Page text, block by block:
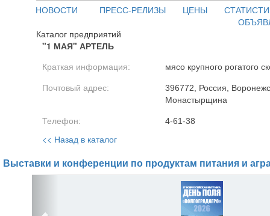
НОВОСТИ ПРЕСС-РЕЛИЗЫ ЦЕНЫ
Каталог предприятий
"1 МАЯ" АРТЕЛЬ
Краткая информация: мясо крупного рогатого
Почтовый адрес:
396772, Россия,
Монастырщина
Телефон: 4-61-38
<< Назад в каталог
Выставки и конференции по продуктам питания и